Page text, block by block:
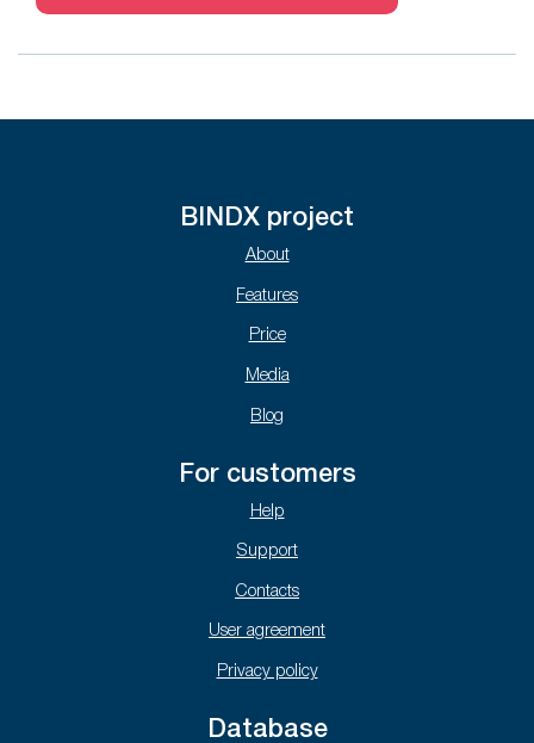
BINDX project
About
Features
Price
Media
Blog
For customers
Help
Support
Contacts
User agreement
Privacy policy
Database